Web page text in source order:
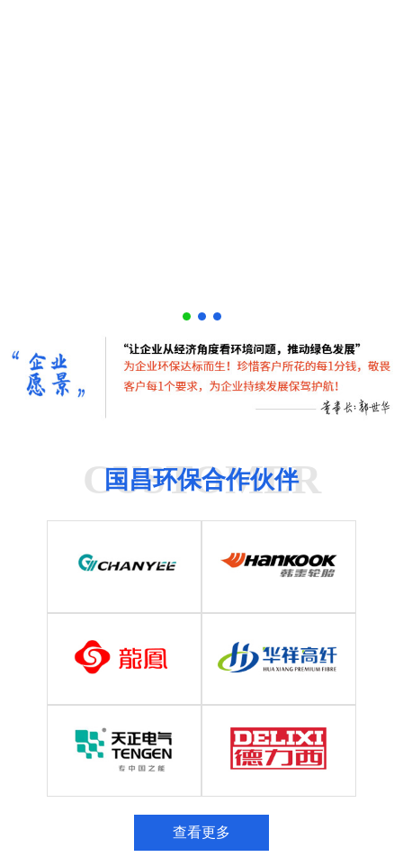
CUSTOMER
国昌环保合作伙伴
查看更多